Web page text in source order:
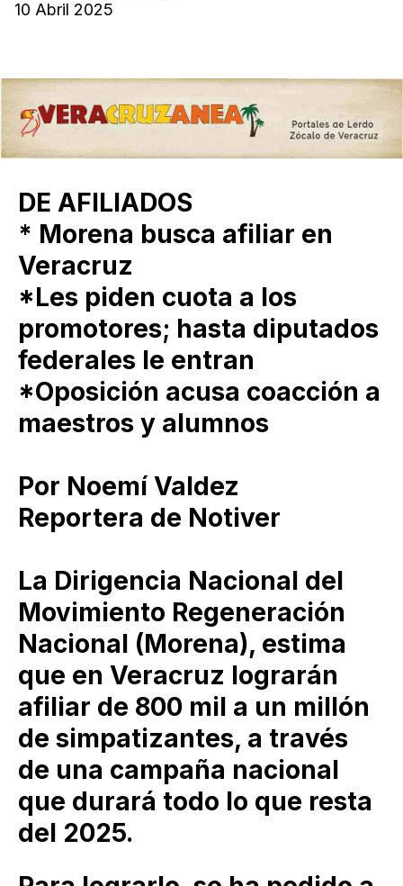
10 Abril 2025
DE AFILIADOS
* Morena busca afiliar en
Veracruz
*Les piden cuota a los
promotores; hasta diputados
federales le entran
*Oposición acusa coacción a
maestros y alumnos
Por Noemí Valdez
Reportera de Notiver
La Dirigencia Nacional del
Movimiento Regeneración
Nacional (Morena), estima
que en Veracruz lograrán
afiliar de 800 mil a un millón
de simpatizantes, a través
de una campaña nacional
que durará todo lo que resta
del 2025.